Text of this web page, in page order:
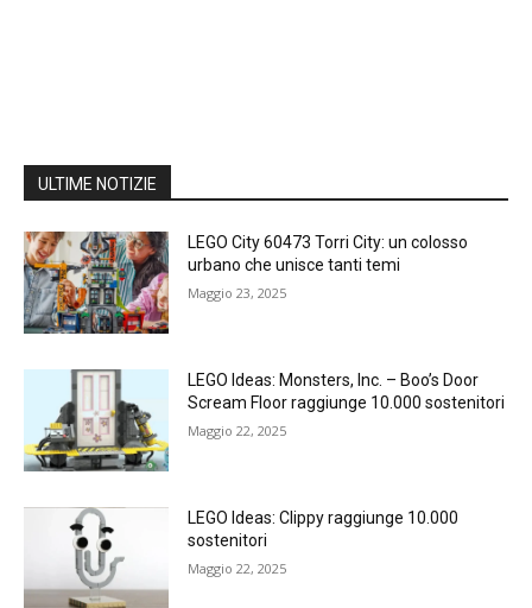
ULTIME NOTIZIE
LEGO City 60473 Torri City: un colosso
urbano che unisce tanti temi
Maggio 23, 2025
LEGO Ideas: Monsters, Inc. – Boo’s Door
Scream Floor raggiunge 10.000 sostenitori
Maggio 22, 2025
LEGO Ideas: Clippy raggiunge 10.000
sostenitori
Maggio 22, 2025